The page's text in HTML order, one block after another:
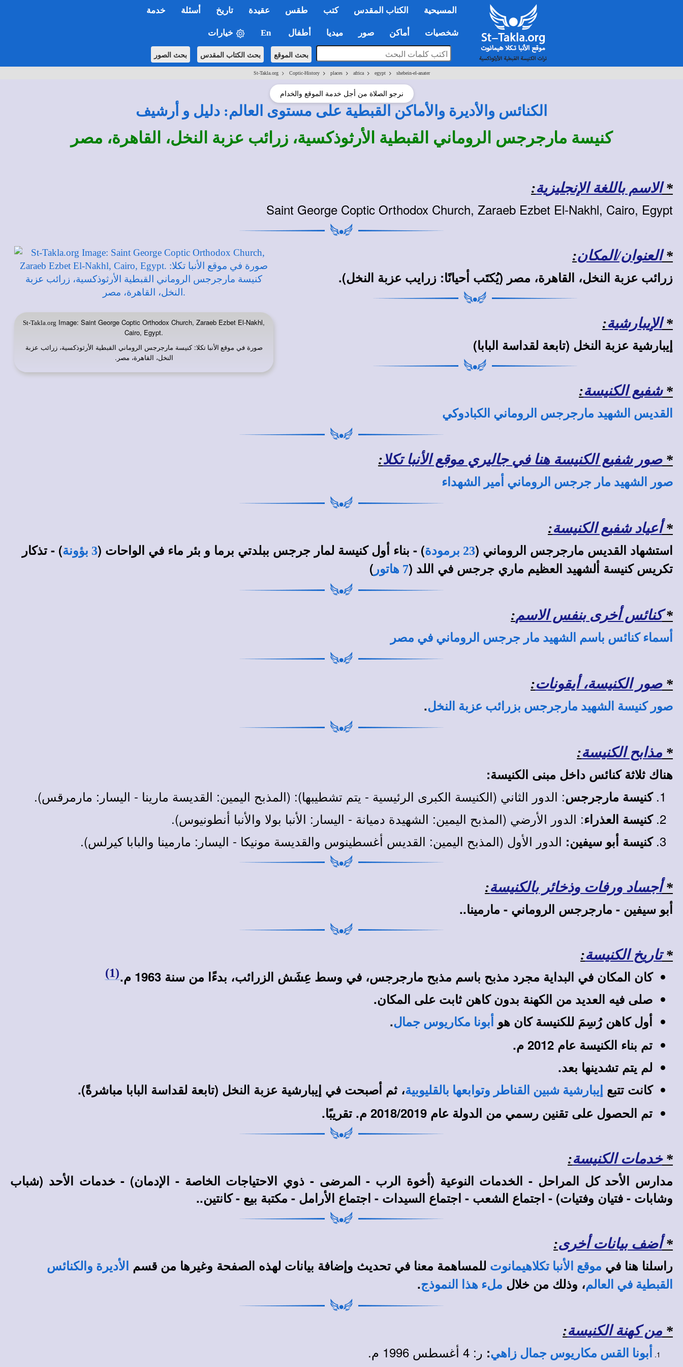
المسيحية الكتاب المقدس كتب طقس عقيدة تاريخ أسئلة خدمة
شخصيات أماكن صور ميديا أطفال En خيارات
بحث الموقع بحث الكتاب المقدس بحث الصور
St-Takla.org> Coptic-History> places> africa> egypt> shebein-el-anater
نرجو الصلاة من أجل خدمة الموقع والخدام
الكنائس والأديرة والأماكن القبطية على مستوى العالم: دليل و أرشيف
كنيسة مارجرجس الروماني القبطية الأرثوذكسية، زرائب عزبة النخل، القاهرة، مصر
*الاسم باللغة الإنجليزية:
Saint George Coptic Orthodox Church, Zaraeb Ezbet El-Nakhl, Cairo, Egypt
St-Takla.org Image: Saint George Coptic Orthodox Church, Zaraeb Ezbet El-Nakhl,
Cairo, Egypt.
صورة في موقع الأنبا تكلا: كنيسة مارجرجس الروماني القبطية الأرثوذكسية، زرائب عزبة
النخل، القاهرة، مصر.
*العنوان/المكان:
زرائب عزبة النخل، القاهرة، مصر (يُكتَب أحيانًا: زرايب عزبة النخل).
*الإيبارشية:
إيبارشية عزبة النخل (تابعة لقداسة البابا)
*شفيع الكنيسة:
القديس الشهيد مارجرجس الروماني الكبادوكي
*صور شفيع الكنيسة هنا في جاليري موقع الأنبا تكلا:
صور الشهيد مار جرجس الروماني أمير الشهداء
*أعياد شفيع الكنيسة:
استشهاد القديس مارجرجس الروماني (23 برمودة ) - بناء أول كنيسة لمار جرجس ببلدتي برما و بئر ماء في الواحات (3 بؤونة
) - تذكار
تكريس كنيسة ألشهيد العظيم ماري جرجس في اللد (7 هاتور )
*كنائس أخرى بنفس الاسم:
أسماء كنائس باسم الشهيد مار جرجس الروماني في مصر
*صور الكنيسة، أيقونات:
صور كنيسة الشهيد مارجرجس بزرائب عزبة النخل.
* مذابح الكنيسة:
هناك ثلاثة كنائس داخل مبنى الكنيسة:
كنيسة مارجرجس: الدور الثاني (الكنيسة الكبرى الرئيسية - يتم تشطيبها): (المذبح اليمين: القديسة مارينا - اليسار: مارمرقس).
كنيسة العذراء: الدور الأرضي (المذبح اليمين: الشهيدة دميانة - اليسار: الأنبا بولا والأنبا أنطونيوس).
كنيسة أبو سيفين: الدور الأول (المذبح اليمين: القديس أغسطينوس والقديسة مونيكا - اليسار: مارمينا والبابا كيرلس).
*أجساد ورفات وذخائر بالكنيسة:
أبو سيفين - مارجرجس الروماني - مارمينا..
*تاريخ الكنيسة:
كان المكان في البداية مجرد مذبح باسم مذبح مارجرجس، في وسط عِشَش الزرائب، بدءًا من سنة 1963 م. (1)
صلى فيه العديد من الكهنة بدون كاهن ثابت على المكان.
أول كاهن رُسِمَ للكنيسة كان هو
أبونا مكاريوس جمال.
تم بناء الكنيسة عام 2012 م.
لم يتم تشدينها بعد.
كانت تتبع
إيبارشية شبين القناطر وتوابعها بالقليوبية، ثم أصبحت في إيبارشية عزبة النخل (تابعة لقداسة البابا مباشرةً).
تم الحصول على تقنين رسمي من الدولة عام 2018/2019 م. تقريبًا.
*خدمات الكنيسة:
مدارس الأحد كل المراحل - الخدمات النوعية (أخوة الرب - المرضى - ذوي الاحتياجات الخاصة - الإدمان) - خدمات الأحد (شباب
وشابات - فتيان وفتيات) - اجتماع الشعب - اجتماع السيدات - اجتماع الأرامل - مكتبة بيع - كانتين..
*أضف بيانات أخرى:
راسلنا هنا في موقع الأنبا تكلاهيمانوت للمساهمة معنا في تحديث وإضافة بيانات لهذه الصفحة وغيرها من قسم
الأديرة والكنائس
القبطية في العالم، وذلك من خلال ملء هذا النموذج.
* من كهنة الكنيسة:
أبونا القس مكاريوس جمال زاهي: ر: 4 أغسطس 1996 م.